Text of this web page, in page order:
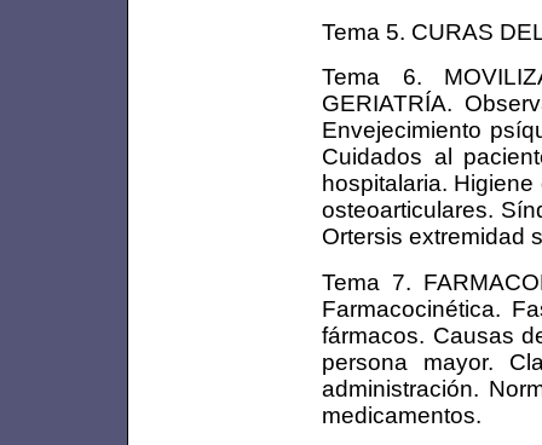
Tema 5. CURAS
Tema 6.
GERIATRÍA.
Envejecimiento
Cuidados al
hospitalaria.
osteoarticulares.
Ortersis extremidad
Tema 7.
Farmacocinética.
fármacos. Causas
persona mayor.
administración.
medicamentos.